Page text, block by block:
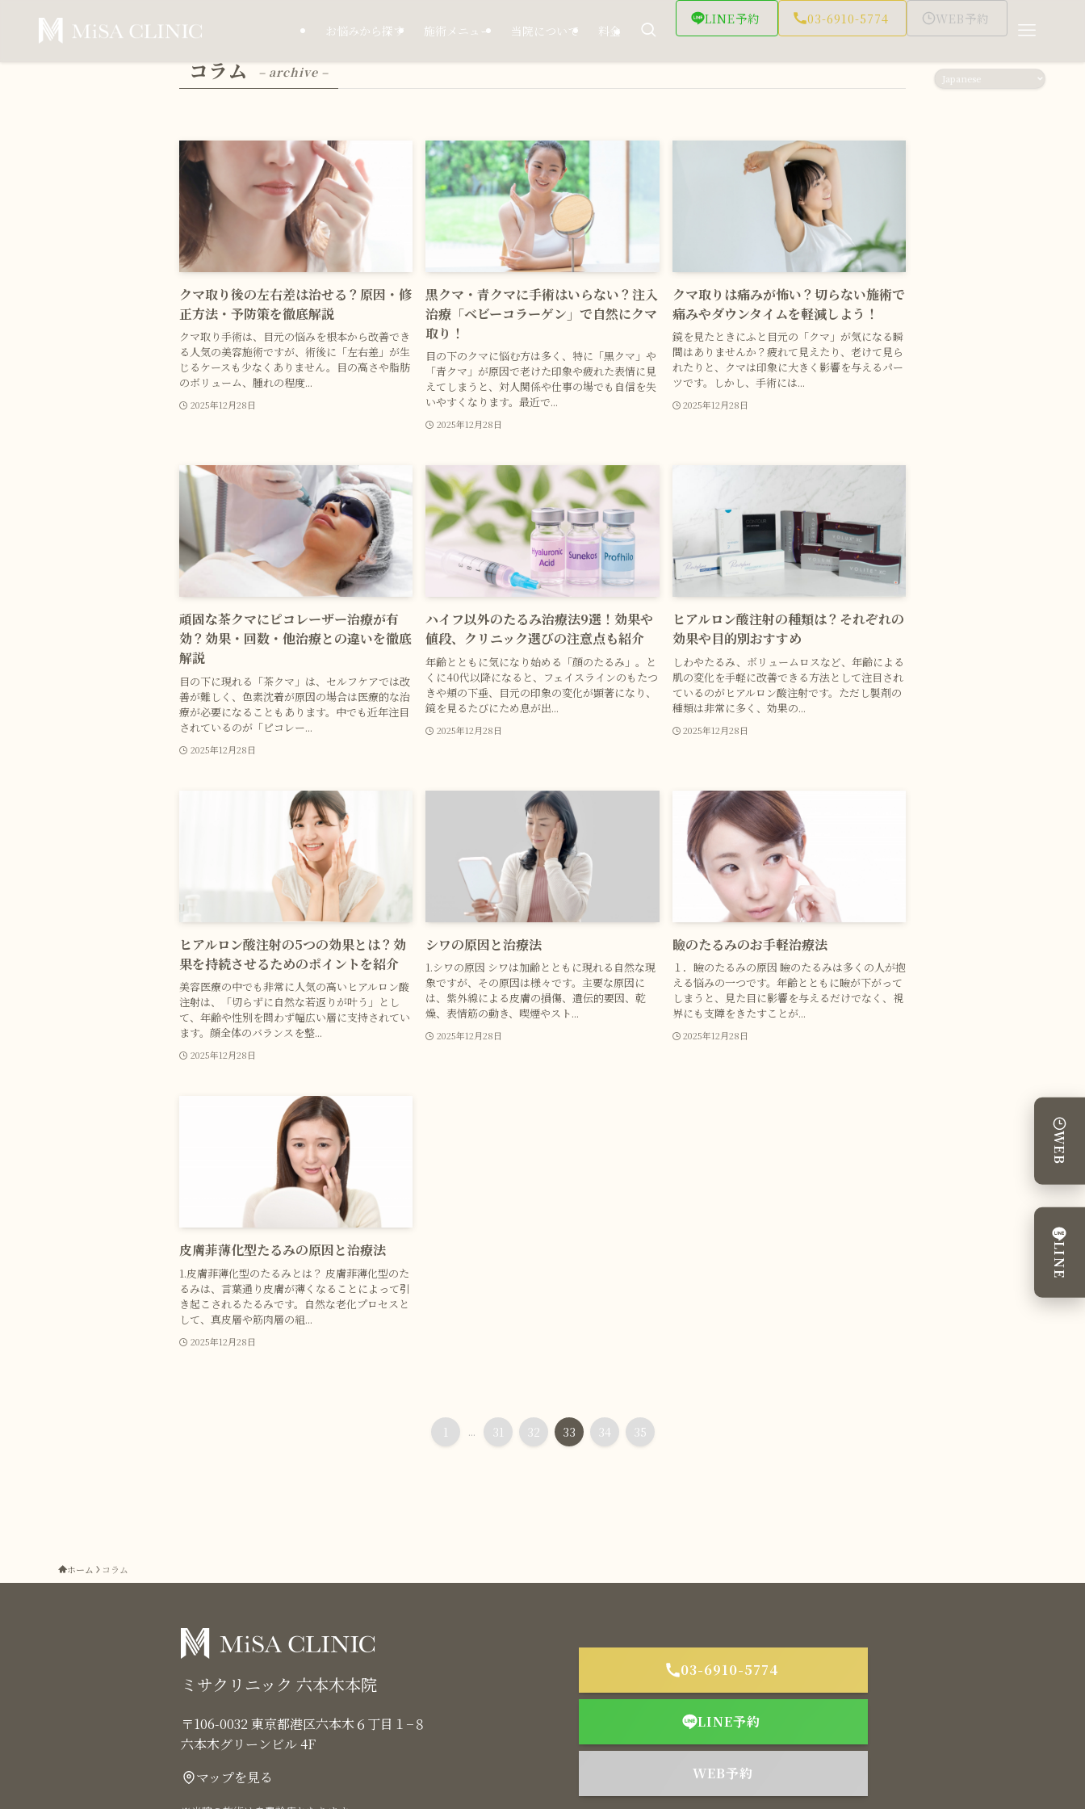
お悩みから探す 施術メニュー 当院について 料金
LINE予約 03-6910-5774 WEB予約
コラム – archive –
クマ取り後の左右差は治せる？原因・修
正方法・予防策を徹底解説
クマ取り手術は、目元の悩みを根本から改善でき
る人気の美容施術ですが、術後に「左右差」が生
じるケースも少なくありません。目の高さや脂肪
のボリューム、腫れの程度...
2025年12月28日
黒クマ・青クマに手術はいらない？注入
治療「ベビーコラーゲン」で自然にクマ
取り！
目の下のクマに悩む方は多く、特に「黒クマ」や
「青クマ」が原因で老けた印象や疲れた表情に見
えてしまうと、対人関係や仕事の場でも自信を失
いやすくなります。最近で...
2025年12月28日
クマ取りは痛みが怖い？切らない施術で
痛みやダウンタイムを軽減しよう！
鏡を見たときにふと目元の「クマ」が気になる瞬
間はありませんか？疲れて見えたり、老けて見ら
れたりと、クマは印象に大きく影響を与えるパー
ツです。しかし、手術には...
2025年12月28日
頑固な茶クマにピコレーザー治療が有
効？効果・回数・他治療との違いを徹底
解説
目の下に現れる「茶クマ」は、セルフケアでは改
善が難しく、色素沈着が原因の場合は医療的な治
療が必要になることもあります。中でも近年注目
されているのが「ピコレー...
2025年12月28日
ハイフ以外のたるみ治療法9選！効果や
値段、クリニック選びの注意点も紹介
年齢とともに気になり始める「顔のたるみ」。と
くに40代以降になると、フェイスラインのもたつ
きや頬の下垂、目元の印象の変化が顕著になり、
鏡を見るたびにため息が出...
2025年12月28日
ヒアルロン酸注射の種類は？それぞれの
効果や目的別おすすめ
しわやたるみ、ボリュームロスなど、年齢による
肌の変化を手軽に改善できる方法として注目され
ているのがヒアルロン酸注射です。ただし製剤の
種類は非常に多く、効果の...
2025年12月28日
ヒアルロン酸注射の5つの効果とは？効
果を持続させるためのポイントを紹介
美容医療の中でも非常に人気の高いヒアルロン酸
注射は、「切らずに自然な若返りが叶う」とし
て、年齢や性別を問わず幅広い層に支持されてい
ます。顔全体のバランスを整...
2025年12月28日
シワの原因と治療法
1.シワの原因 シワは加齢とともに現れる自然な現
象ですが、その原因は様々です。主要な原因に
は、紫外線による皮膚の損傷、遺伝的要因、乾
燥、表情筋の動き、喫煙やスト...
2025年12月28日
瞼のたるみのお手軽治療法
１．瞼のたるみの原因 瞼のたるみは多くの人が抱
える悩みの一つです。年齢とともに瞼が下がって
しまうと、見た目に影響を与えるだけでなく、視
界にも支障をきたすことが...
2025年12月28日
皮膚菲薄化型たるみの原因と治療法
1.皮膚菲薄化型のたるみとは？ 皮膚菲薄化型のた
るみは、言葉通り皮膚が薄くなることによって引
き起こされるたるみです。自然な老化プロセスと
して、真皮層や筋肉層の組...
2025年12月28日
1 ... 31 32 33 34 35
WEB
LINE
ホーム コラム
ミサクリニック 六本木本院
〒106-0032 東京都港区六本木６丁目１−８
六本木グリーンビル 4F
マップを見る
03-6910-5774
LINE予約
WEB予約